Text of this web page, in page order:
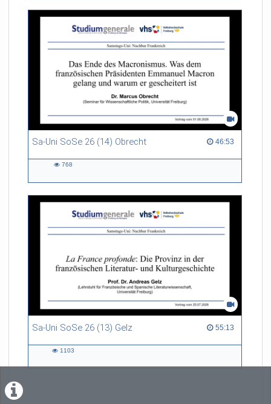
Sa-Uni SoSe 26 (14) Obrecht 46:53
46:53 duration
768
Sa-Uni SoSe 26 (13) Gelz 55:13
55:13 duration
1103